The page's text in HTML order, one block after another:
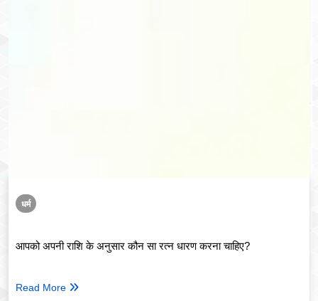
धर्म
आपको अपनी राशि के अनुसार कौन सा रत्न धारण करना चाहिए?
Read More